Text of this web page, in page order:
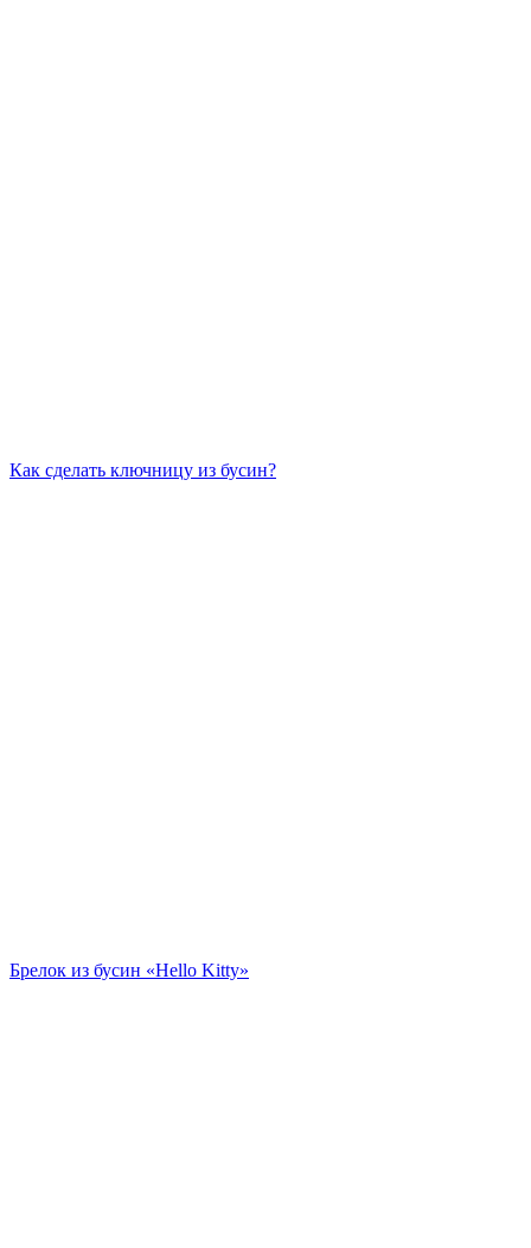
Как сделать ключницу из бусин?
Брелок из бусин «Hello Kitty»